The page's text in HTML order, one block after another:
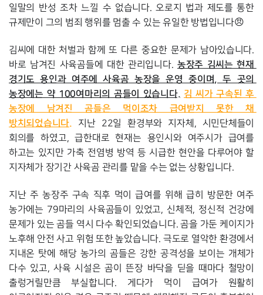
일말의 반성 조차 느낄 수 없습니다. 오로지 법과 제도를 통한
규제만이 그의 범죄 행위를 멈출 수 있는 유일한 방법입니다😠
김씨에 대한 처벌과 함께 또 다른 중요한 문제가 남아있습니다.
바로 남겨진 사육곰들에 대한 관리입니다. 농장주 김씨는 현재
경기도 용인과 여주에 사육곰 농장을 운영 중이며, 두 곳의
농장에는 약 100여마리의 곰들이 있습니다. 김 씨가 구속된 후
농장에 남겨진 곰들은 먹이조차 급여받지 못한 채
방치되었습니다. 지난 22일 환경부와 지자체, 시민단체들이
회의를 하였고, 급한대로 현재는 용인시와 여주시가 급여를
하고는 있지만 가축 전염병 방역 등 시급한 현안을 다루어야 할
지자체가 장기간 사육곰 관리를 맡을 수는 없는 상황입니다.
지난 주 농장주 구속 직후 먹이 급여를 위해 급히 방문한 여주
농가에는 79마리의 사육곰들이 있었고, 신체적, 정신적 건강에
문제가 있는 곰들 역시 다수 확인되었습니다. 곰을 가둔 케이지가
노후해 안전 사고 위험 또한 높았습니다. 극도로 열악한 환경에서
지내온 탓에 해당 농가의 곰들은 강한 공격성을 보이는 개체가
다수 있고, 사육 시설은 곰이 뜬장 바닥을 딛을 때마다 철망이
출렁거릴만큼 부실합니다. 게다가 먹이 급여가 원활히